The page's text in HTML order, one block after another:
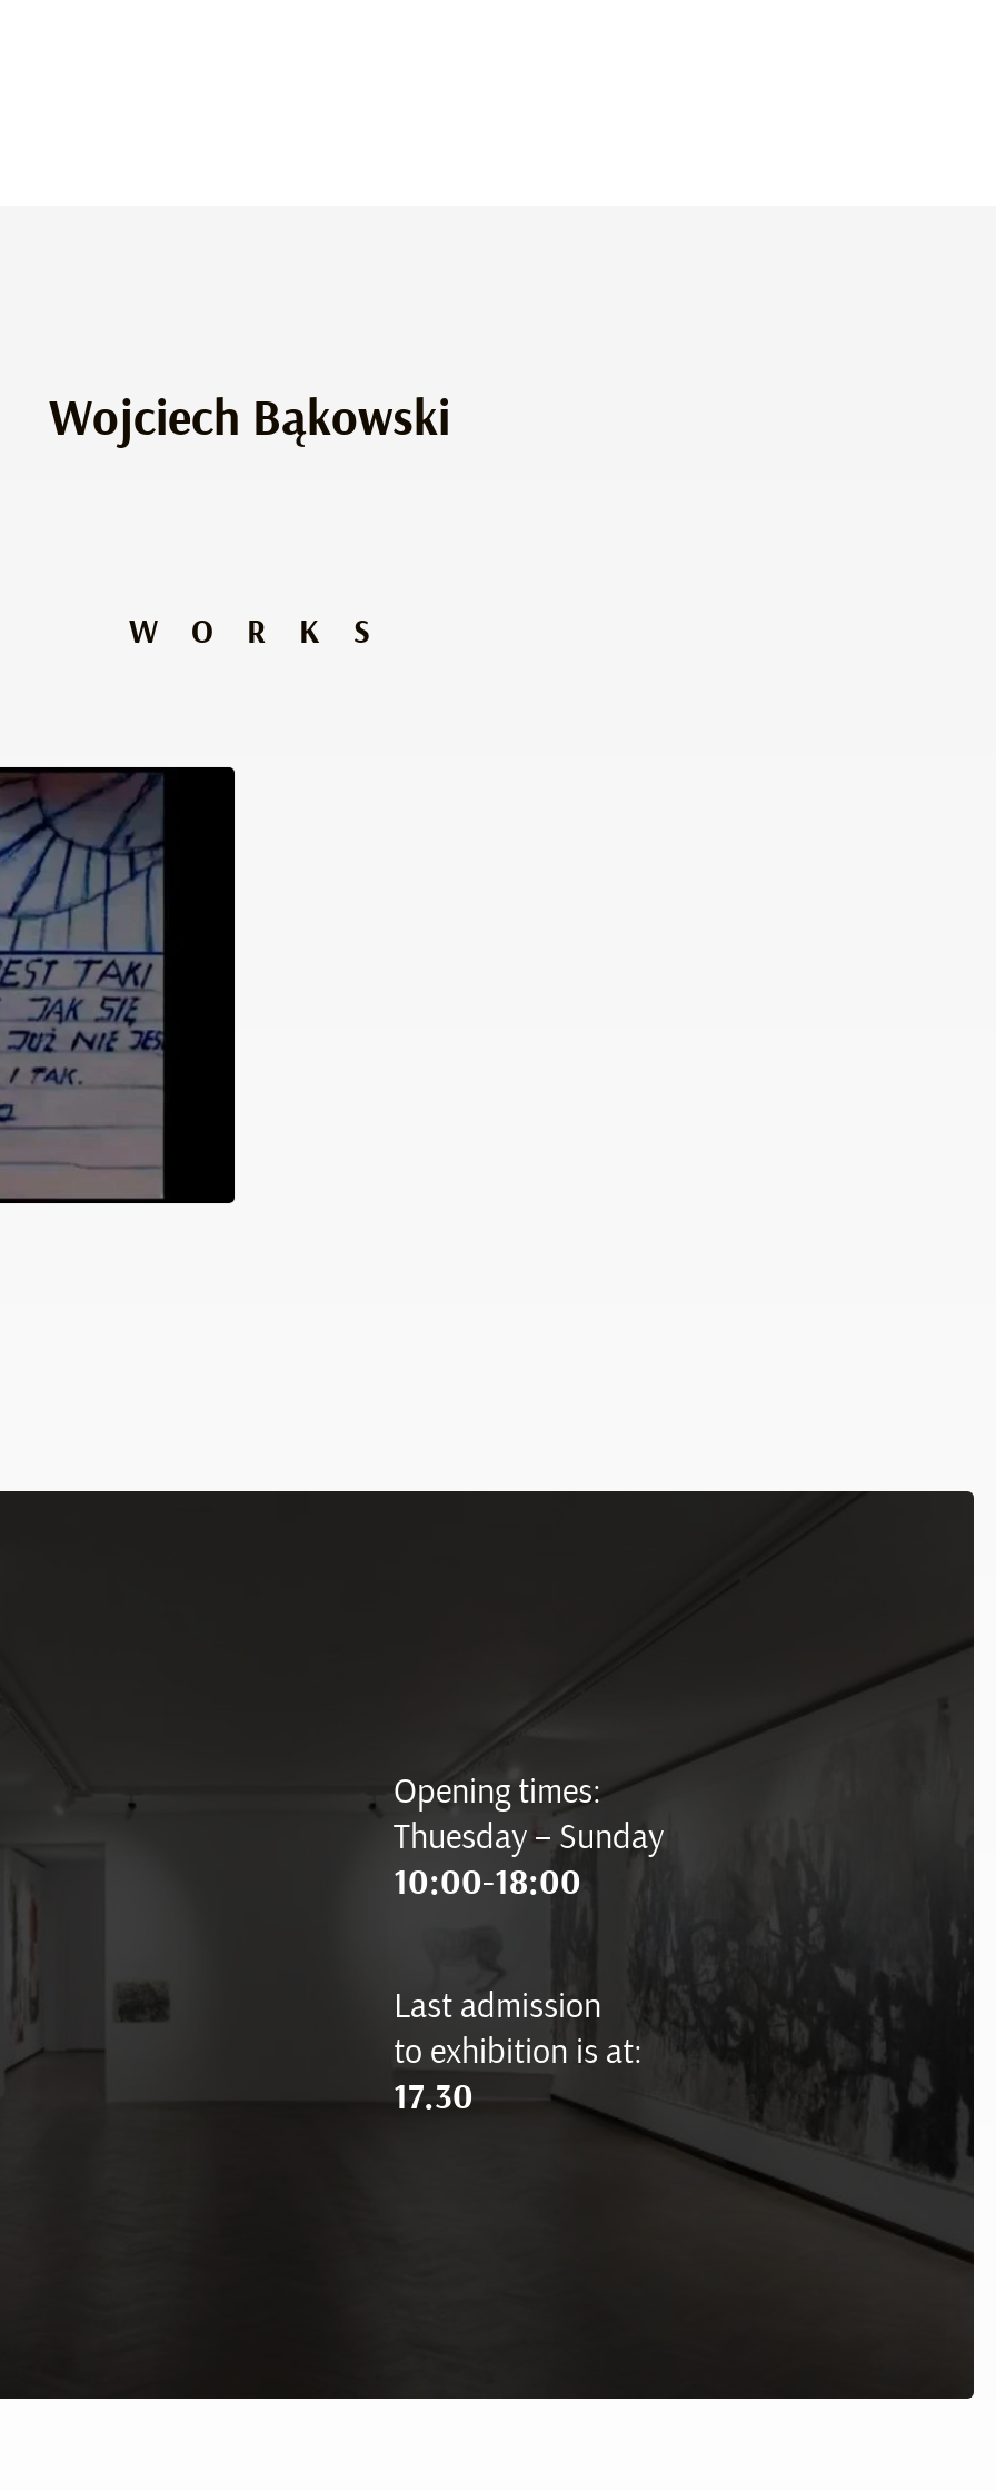
Wojciech Bąkowski
WORKS
Opening times:
Thuesday – Sunday
10:00-18:00
Last admission
to exhibition is at:
17.30